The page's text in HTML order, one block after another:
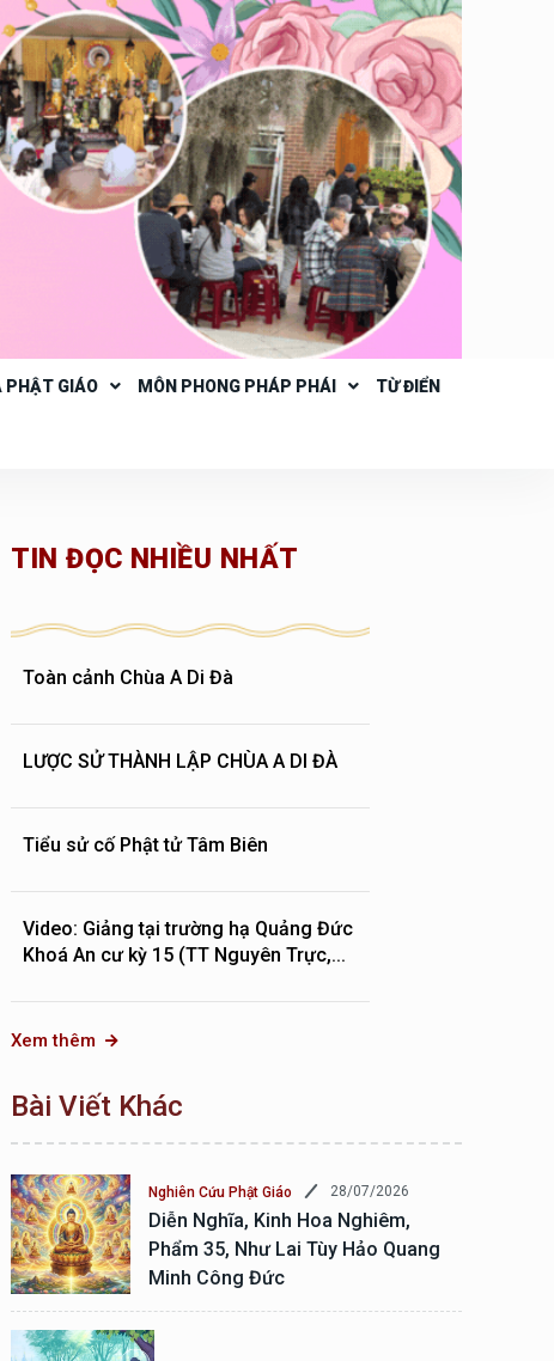
PHẬT GIÁO MÔN PHONG PHÁP PHÁI TỪ ĐIỂN
TIN ĐỌC NHIỀU NHẤT
Toàn cảnh Chùa A Di Đà
LƯỢC SỬ THÀNH LẬP CHÙA A DI ĐÀ
Tiểu sử cố Phật tử Tâm Biên
Video: Giảng tại trường hạ Quảng Đức
Khoá An cư kỳ 15 (TT Nguyên Trực,...
Xem thêm
Bài Viết Khác
Nghiên Cứu Phật Giáo 28/07/2026
Diễn Nghĩa, Kinh Hoa Nghiêm,
Phẩm 35, Như Lai Tùy Hảo Quang
Minh Công Đức